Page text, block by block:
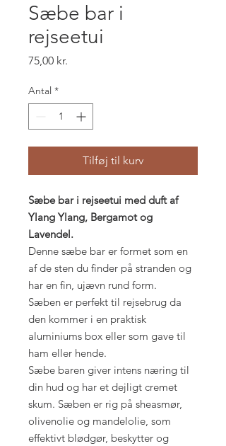
Sæbe bar i
rejseetui
75,00 kr.
Antal *
Tilføj til kurv
Sæbe bar i rejseetui med duft af
Ylang Ylang, Bergamot og
Lavendel.
Denne sæbe bar er formet som en
af de sten du finder på stranden og
har en fin, ujævn rund form.
Sæben er perfekt til rejsebrug da
den kommer i en praktisk
aluminiums box eller som gave til
ham eller hende.
Sæbe baren giver intens næring til
din hud og har et dejligt cremet
skum. Sæben er rig på sheasmør,
olivenolie og mandelolie, som
effektivt blødgør, beskytter og